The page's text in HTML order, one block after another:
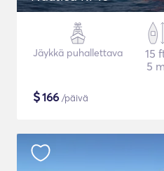
Jäykkä puhallettava
15
5 m
$166 /päivä